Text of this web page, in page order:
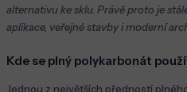
alternativu ke sklu. Právě proto je
aplikace, veřejné stavby i moderní
Kde se plný polykarbonát
Jednou z největších předností